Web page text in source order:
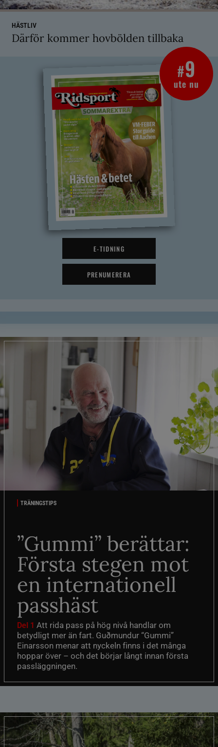
HÄSTLIV
Därför kommer hovbölden tillbaka
#9
ute nu
E-TIDNING
PRENUMERERA
TRÄNINGSTIPS
”Gummi” berättar:
Första stegen mot
en internationell
passhäst
Del 1 Att rida pass på hög nivå handlar om
betydligt mer än fart. Guðmundur “Gummi”
Einarsson menar att nyckeln finns i det många
hoppar över – och det börjar långt innan första
passläggningen.